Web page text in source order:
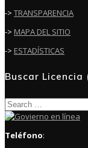
-> TRANSPARENCIA
-> MAPA DEL SITIO
-> ESTADÍSTICAS
Buscar Licencia
Search
for:
Teléfono: